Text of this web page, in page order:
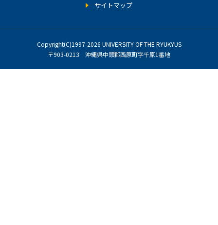
サイトマップ
Copyright(C)1997-2026 UNIVERSITY OF THE RYUKYUS
〒903-0213 沖縄県中頭郡西原町字千原1番地